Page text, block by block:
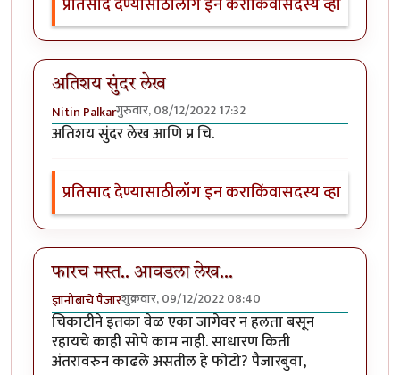
अतिशय सुंदर लेख
Nitin Palkarगुरुवार, 08/12/2022 17:32
अतिशय सुंदर लेख आणि प्र चि.
प्रतिसाद देण्यासाठीलॉग इन कराकिंवासदस्य व्हा
फारच मस्त.. आवडला लेख...
ज्ञानोबाचे पैजारशुक्रवार, 09/12/2022 08:40
चिकाटीने इतका वेळ एका जागेवर न हलता बसून
रहायचे काही सोपे काम नाही. साधारण किती
अंतरावरुन काढले असतील हे फोटो? पैजारबुवा,